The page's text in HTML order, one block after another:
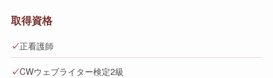
取得資格
✓正看護師
✓CWウェブライター検定2級